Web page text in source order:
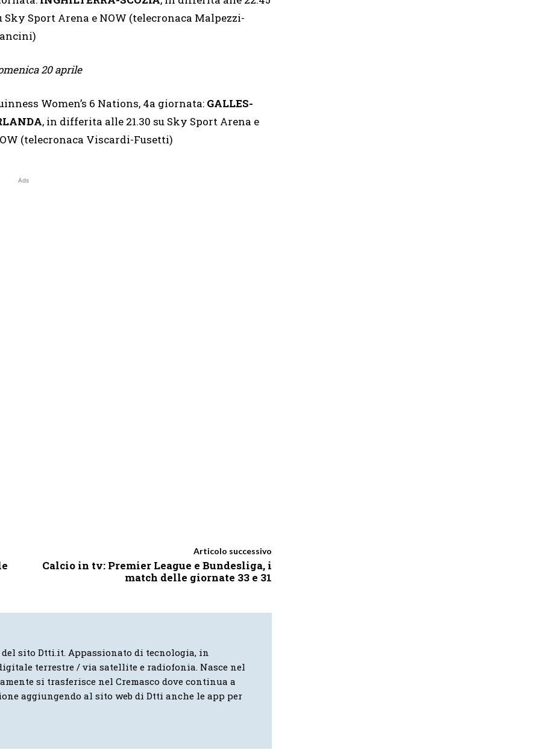
Sky Sport Arena e NOW (telecronaca Malpezzi-
20 aprile
Women’s 6 Nations, 4a giornata: GALLES-
, in differita alle 21.30 su Sky Sport Arena e
(telecronaca Viscardi-Fusetti)
Ads
Articolo successivo
Calcio in tv: Premier League e Bundesliga, i
match delle giornate 33 e 31
sito Dtti.it. Appassionato di tecnologia, in
terrestre / via satellite e radiofonia. Nasce nel
si trasferisce nel Cremasco dove continua a
aggiungendo al sito web di Dtti anche le app per